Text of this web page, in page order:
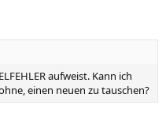
aufweist. Kann ich
einen neuen zu tauschen?